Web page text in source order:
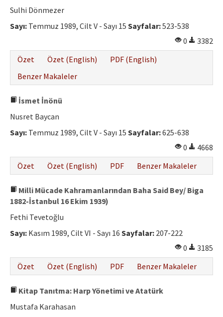
Sulhi Dönmezer
Sayı: Temmuz 1989, Cilt V - Sayı 15 Sayfalar:523-538
0
3382
Özet
Özet (English)
PDF (English)
Benzer Makaleler
İsmet İnönü
Nusret Baycan
Sayı: Temmuz 1989, Cilt V - Sayı 15 Sayfalar:625-638
0
4668
Özet
Özet (English) PDF Benzer Makaleler
Milli Mücade Kahramanlarından Baha Said Bey/ Biga
1882-İstanbul 16 Ekim 1939)
Fethi Tevetoğlu
Sayı: Kasım 1989, Cilt VI - Sayı 16 Sayfalar: 207-222
0
3185
Özet
Özet (English) PDF Benzer Makaleler
Kitap Tanıtma: Harp Yönetimi ve Atatürk
Mustafa Karahasan